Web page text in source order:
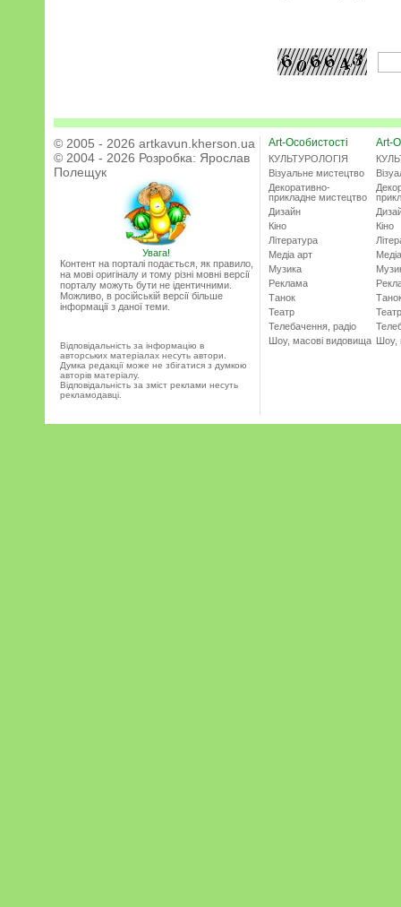
© 2005 - 2026 artkavun.kherson.ua
© 2004 - 2026 Розробка: Ярослав
Полещук
Увага!
Контент на порталі подається, як правило,
на мові оригіналу и тому різні мовні версії
порталу можуть бути не ідентичними.
Можливо, в російській версії більше
інформації з даної теми.
Відповідальність за інформацію в
авторських матеріалах несуть автори.
Думка редакції може не збігатися з думкою
авторів матеріалу.
Відповідальність за зміст реклами несуть
рекламодавці.
Art-Особистості
КУЛЬТУРОЛОГІЯ
Візуальне мистецтво
Декоративно-
прикладне мистецтво
Дизайн
Кіно
Література
Медіа арт
Музика
Реклама
Танок
Театр
Телебачення, радіо
Шоу, масові видовища
Art-
Кіно
Театр
Шоу,